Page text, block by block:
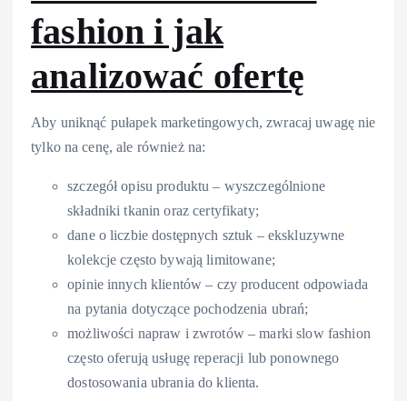
fashion i jak
analizować ofertę
Aby uniknąć pułapek marketingowych, zwracaj uwagę nie
tylko na cenę, ale również na:
szczegół opisu produktu – wyszczególnione
składniki tkanin oraz certyfikaty;
dane o liczbie dostępnych sztuk – ekskluzywne
kolekcje często bywają limitowane;
opinie innych klientów – czy producent odpowiada
na pytania dotyczące pochodzenia ubrań;
możliwości napraw i zwrotów – marki slow fashion
często oferują usługę reperacji lub ponownego
dostosowania ubrania do klienta.